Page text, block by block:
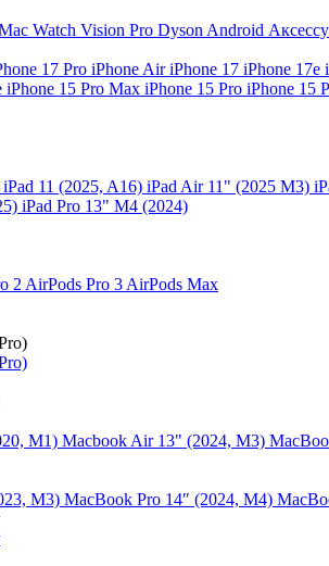
Watch Vision Pro Dyson Android
17 Pro iPhone AiriPhone 17 iPhone 17e
iPhone 15 Pro Max iPhone 15 Pro iPhone 15
iPad 11 (2025, A16) iPad Air 11" (2025 M3)
iPad Pro 13" M4 (2024)
2 AirPods Pro 3 AirPods Max
M1) Macbook Air 13" (2024, M3)
M3) MacBook Pro 14″ (2024, M4)